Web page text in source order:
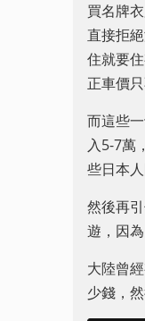
買名牌
直接拒
住就要
正車價
而這些
入5-7萬
些日本
然後再
遊，因
大陸曾
少錢，